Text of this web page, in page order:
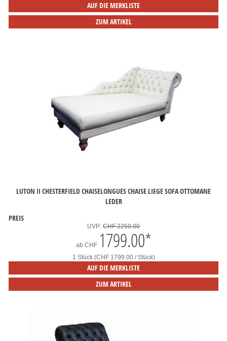
AUF DIE MERKLISTE
ZUM ARTIKEL
LUTON II CHESTERFIELD CHAISELONGUES CHAISE LIEGE SOFA OTTOMANE
LEDER
PREIS
UVP: CHF 2250.00
ab CHF 1799.00*
1 Stück (CHF 1799.00 / Stück)
AUF DIE MERKLISTE
ZUM ARTIKEL